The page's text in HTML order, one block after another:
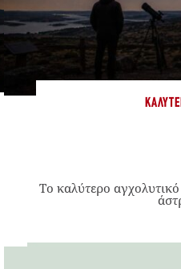
Το καλύτερο